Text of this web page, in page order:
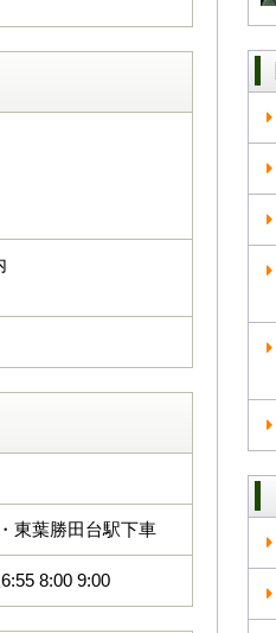
東葉勝田台駅下車
8:00 9:00